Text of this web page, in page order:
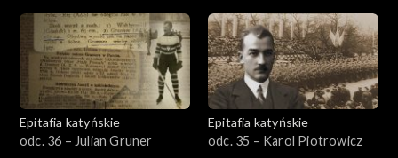
Epitafia katyńskie
odc. 36 – Julian Gruner
Epitafia katyńskie
odc. 35 – Karol Piotrowicz